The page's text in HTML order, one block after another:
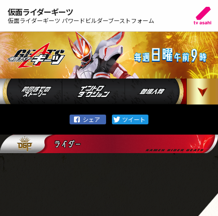
仮面ライダーギーツ
仮面ライダーギーツ パワードビルダーブーストフォーム